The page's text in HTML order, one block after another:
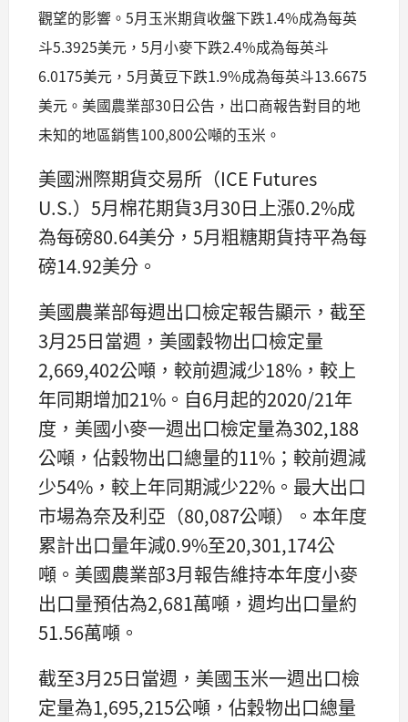
觀望的影響。5月玉米期貨收盤下跌1.4%成為每英
斗5.3925美元，5月小麥下跌2.4%成為每英斗
6.0175美元，5月黃豆下跌1.9%成為每英斗13.6675
美元。美國農業部30日公告，出口商報告對目的地
未知的地區銷售100,800公噸的玉米。
美國洲際期貨交易所（ICE Futures
U.S.）5月棉花期貨3月30日上漲0.2%成
為每磅80.64美分，5月粗糖期貨持平為每
磅14.92美分。
美國農業部每週出口檢定報告顯示，截至
3月25日當週，美國穀物出口檢定量
2,669,402公噸，較前週減少18%，較上
年同期增加21%。自6月起的2020/21年
度，美國小麥一週出口檢定量為302,188
公噸，佔穀物出口總量的11%；較前週減
少54%，較上年同期減少22%。最大出口
市場為奈及利亞（80,087公噸）。本年度
累計出口量年減0.9%至20,301,174公
噸。美國農業部3月報告維持本年度小麥
出口量預估為2,681萬噸，週均出口量約
51.56萬噸。
截至3月25日當週，美國玉米一週出口檢
定量為1,695,215公噸，佔穀物出口總量